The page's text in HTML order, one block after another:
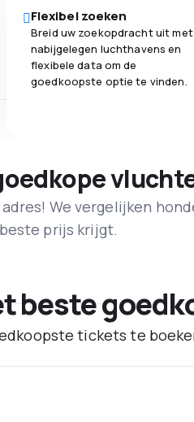
Flexibel zoeken
Breid uw zoekopdracht uit met
nabijgelegen luchthavens en
flexibele data om de
goedkoopste optie te vinden.
We vergelijken
prijs krijgt.
beste
tickets te